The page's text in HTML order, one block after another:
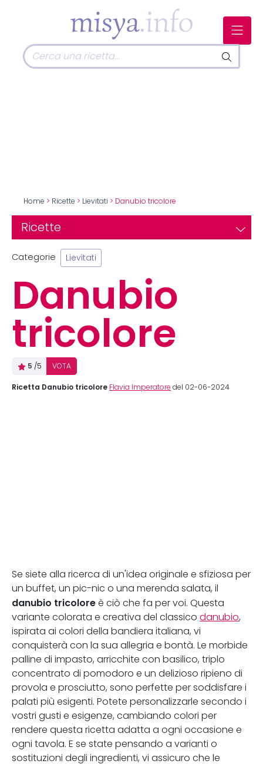
Home > Ricette > Lievitati > Danubio tricolore
Ricette
Categorie Lievitati
Danubio
tricolore
5 /5 VOTA
Ricetta Danubio tricolore Flavia Imperatore del 02-06-2024
Se siete alla ricerca di un'idea originale e sfiziosa per
un buffet, un pic-nic o una merenda salata, il
danubio tricolore è ciò che fa per voi. Questa
variante colorata e creativa del classico danubio,
ispirata ai colori della bandiera italiana, vi
conquisterà con la sua allegria e bontà. Le morbide
palline di impasto, arricchite con basilico, triplo
concentrato di pomodoro e un delizioso ripieno di
provola e prosciutto, sono perfette per soddisfare i
palati più esigenti. Potete personalizzarle secondo i
vostri gusti e esigenze, cambiando colori per
rendere questa ricetta adatta a ogni occasione e
ogni tavola. E se state pensando a varianti o
sostituzioni degli ingredienti, vi assicuro che le